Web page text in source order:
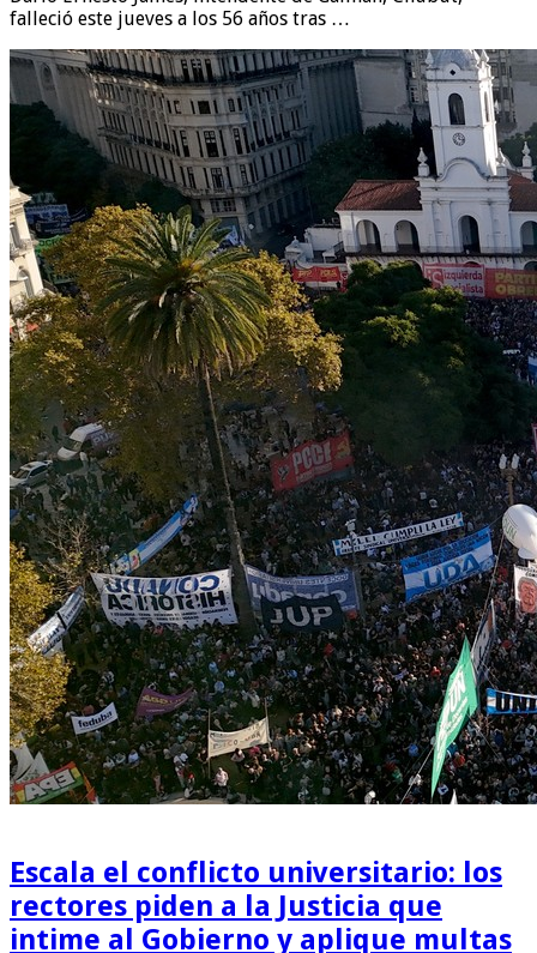
falleció este jueves a los 56 años tras …
Escala el conflicto universitario: los
rectores piden a la Justicia que
intime al Gobierno y aplique multas